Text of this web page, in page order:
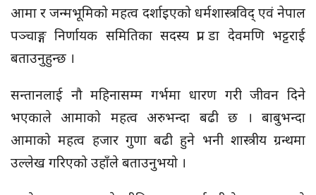
आमा र जन्मभूमिको महत्व दर्शाइएको धर्मशास्त्रविद् एवं नेपाल
पञ्चाङ्ग निर्णायक समितिका सदस्य प्रा डा देवमणि भट्टराई
बताउनुहुन्छ ।
सन्तानलाई नौ महिनासम्म गर्भमा धारण गरी जीवन दिने
भएकाले आमाको महत्व अरुभन्दा बढी छ । बाबुभन्दा
आमाको महत्व हजार गुणा बढी हुने भनी शास्त्रीय ग्रन्थमा
उल्लेख गरिएको उहाँले बताउनुभयो ।